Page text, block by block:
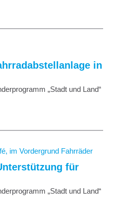
in
„Stadt und Land“
für
„Stadt und Land“